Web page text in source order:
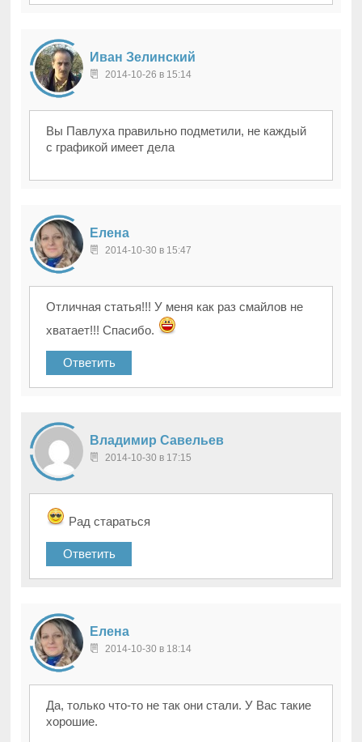
Иван Зелинский
2014-10-26 в 15:14
Вы Павлуха правильно подметили, не каждый
с графикой имеет дела
Елена
2014-10-30 в 15:47
Отличная статья!!! У меня как раз смайлов не
хватает!!! Спасибо.
Ответить
Владимир Савельев
2014-10-30 в 17:15
Рад стараться
Ответить
Елена
2014-10-30 в 18:14
Да, только что-то не так они стали. У Вас такие
хорошие.